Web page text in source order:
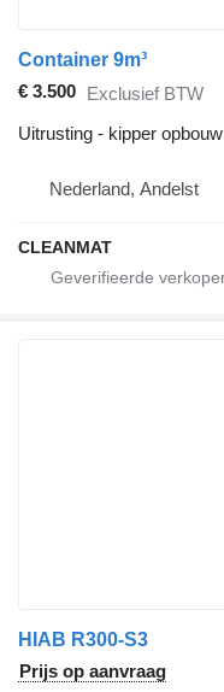
Container 9m³
€ 3.500 Exclusief BTW
Uitrusting - kipper opbouw
Nederland, Andelst
CLEANMAT
HIAB R300-S3
Prijs op aanvraag